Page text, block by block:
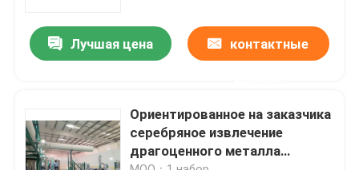
Машина рафинировки золота
Серебряная уточняя машина
Оборудование рафинировки платины
Лучшая цена контактные
Ориентированное на заказчика
серебряное извлечение
драгоценного металла